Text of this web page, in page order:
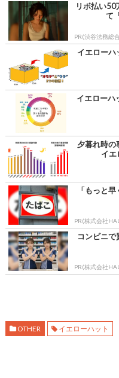
リボ払い
て
PR(渋谷法務総
イエローハ
イエローハ
夕暮れ時の
イエ
「もっと
PR(株式会社
コンビニで
PR(株式会社
OTHER イエローハット